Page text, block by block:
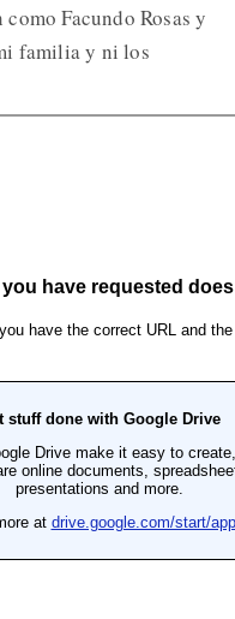
Facundo Rosas y
familia y ni los